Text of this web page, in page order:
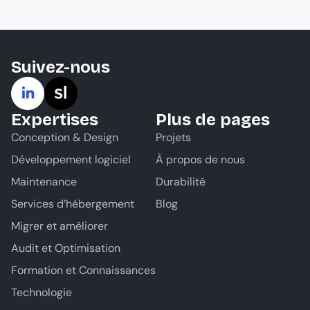
Suivez-nous
Expertises
Conception & Design
Développement logiciel
Maintenance
Services d’hébergement
Migrer et améliorer
Audit et Optimisation
Formation et Connaissances
Technologie
Plus de pages
Projets
À propos de nous
Durabilité
Blog